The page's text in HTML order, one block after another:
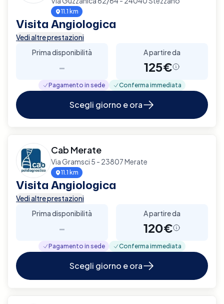
11.1 km
Visita Angiologica
Vedi altre prestazioni
Prima disponibilità
-
A partire da
125€
Pagamento in sede Conferma immediata
Scegli giorno e ora
Cab Merate
Via Gramsci 5 - 23807 Merate
11.1 km
Visita Angiologica
Vedi altre prestazioni
Prima disponibilità
-
A partire da
120€
Pagamento in sede Conferma immediata
Scegli giorno e ora